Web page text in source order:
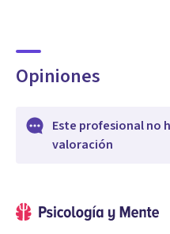
Opiniones
Este profesional no
valoración